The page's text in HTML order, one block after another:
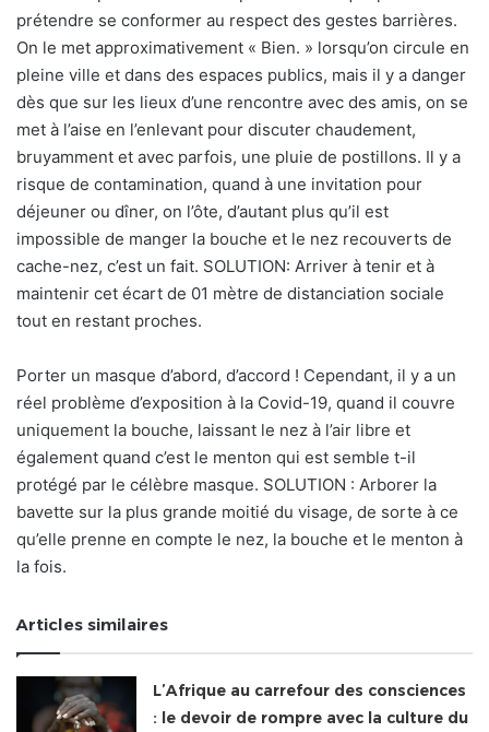
prétendre se conformer au respect des gestes barrières.
On le met approximativement « Bien. » lorsqu’on circule en
pleine ville et dans des espaces publics, mais il y a danger
dès que sur les lieux d’une rencontre avec des amis, on se
met à l’aise en l’enlevant pour discuter chaudement,
bruyamment et avec parfois, une pluie de postillons. Il y a
risque de contamination, quand à une invitation pour
déjeuner ou dîner, on l’ôte, d’autant plus qu’il est
impossible de manger la bouche et le nez recouverts de
cache-nez, c’est un fait. SOLUTION: Arriver à tenir et à
maintenir cet écart de 01 mètre de distanciation sociale
tout en restant proches.
Porter un masque d’abord, d’accord ! Cependant, il y a un
réel problème d’exposition à la Covid-19, quand il couvre
uniquement la bouche, laissant le nez à l’air libre et
également quand c’est le menton qui est semble t-il
protégé par le célèbre masque. SOLUTION : Arborer la
bavette sur la plus grande moitié du visage, de sorte à ce
qu’elle prenne en compte le nez, la bouche et le menton à
la fois.
Articles similaires
L’Afrique au carrefour des consciences
: le devoir de rompre avec la culture du